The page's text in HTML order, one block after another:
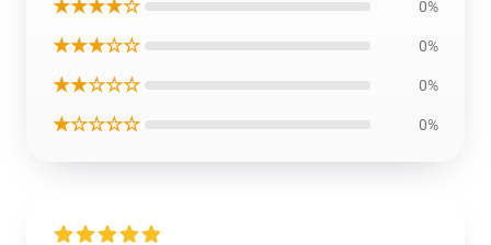
★★★★☆ 0%
★★★☆☆ 0%
★★☆☆☆ 0%
★☆☆☆☆ 0%